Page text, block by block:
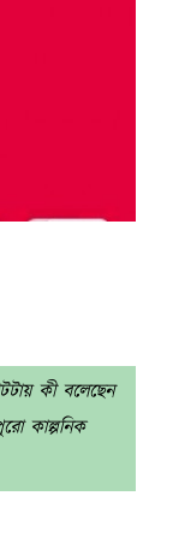
কী বলেছেন
কাল্পনিক